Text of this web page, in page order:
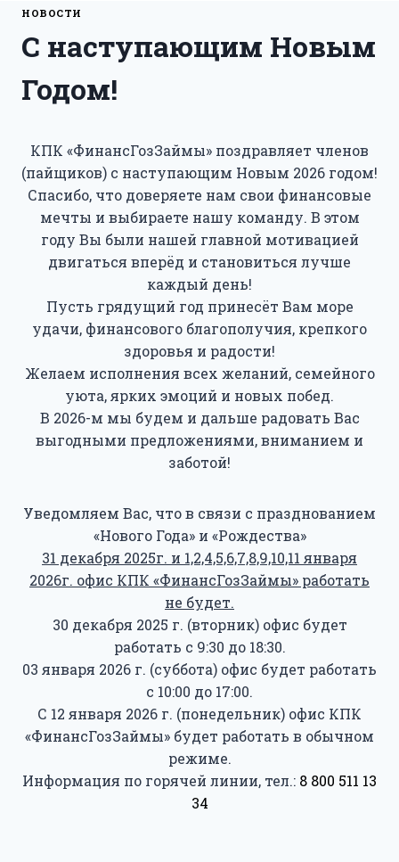
НОВОСТИ
С наступающим Новым
Годом!
КПК «ФинансГозЗаймы» поздравляет членов
(пайщиков) с наступающим Новым 2026 годом!
Спасибо, что доверяете нам свои финансовые
мечты и выбираете нашу команду. В этом
году Вы были нашей главной мотивацией
двигаться вперёд и становиться лучше
каждый день!
Пусть грядущий год принесёт Вам море
удачи, финансового благополучия, крепкого
здоровья и радости!
Желаем исполнения всех желаний, семейного
уюта, ярких эмоций и новых побед.
В 2026-м мы будем и дальше радовать Вас
выгодными предложениями, вниманием и
заботой!
Уведомляем Вас, что в связи с празднованием
«Нового Года» и «Рождества»
31 декабря 2025г. и 1,2,4,5,6,7,8,9,10,11 января
2026г. офис КПК «ФинансГозЗаймы» работать
не будет.
30 декабря 2025 г. (вторник) офис будет
работать с 9:30 до 18:30.
03 января 2026 г. (суббота) офис будет работать
с 10:00 до 17:00.
С 12 января 2026 г. (понедельник) офис КПК
«ФинансГозЗаймы» будет работать в обычном
режиме.
Информация по горячей линии, тел.: 8 800 511 13
34